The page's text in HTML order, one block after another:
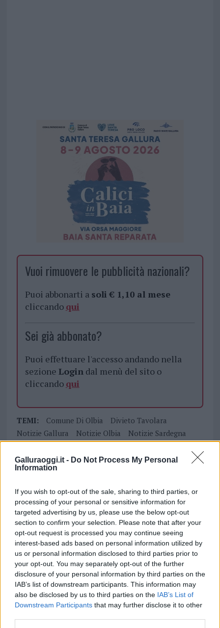
Galluraoggi.it - Do Not Process My Personal
Information
If you wish to opt-out of the sale, sharing to third parties, or
processing of your personal or sensitive information for
targeted advertising by us, please use the below opt-out
section to confirm your selection. Please note that after your
opt-out request is processed you may continue seeing
interest-based ads based on personal information utilized by
us or personal information disclosed to third parties prior to
your opt-out. You may separately opt-out of the further
disclosure of your personal information by third parties on the
IAB’s list of downstream participants. This information may
also be disclosed by us to third parties on the IAB’s List of
Downstream Participants that may further disclose it to other
Vuoi rimuovere le pubblicità nazionali?
Puoi abbonarti a soli € 1,10 al mese
cliccando qui
Sei già abbonato?
Puoi effettuare l'accesso andando nella
sezione Logindal menù del sito o
cliccando qui
TEMI: Comune Di Olbia
Divieto Tavolara
Notizie Gallura
Notizie Olbia
Notizie Sardegna
Su WhatsApp al numero +39
345 356 7512
Notizie in tempo reale?
Entra nel canale telegram di
GalluraOggi.it